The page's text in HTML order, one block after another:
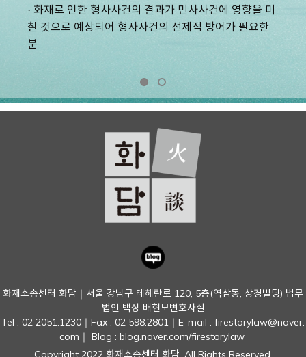
· 화재로 인한 형사사건의 결과가 민사사건에 영향을 미
칠 것으로 예상되어 형사사건의 선제적 방어가 필요한
분
화재소송센터 화담｜서울 강남구 테헤란로 120, 5층(역삼동, 상경빌딩) 법무
법인 백상 배현모변호사실
Tel : 02 2051.1230｜Fax : 02 598.2801｜E-mail : firestorylaw@naver.
com ｜ Blog : blog.naver.com/firestorylaw
Copyright 2022 화재소송센터 화담. All Rights Reserved.